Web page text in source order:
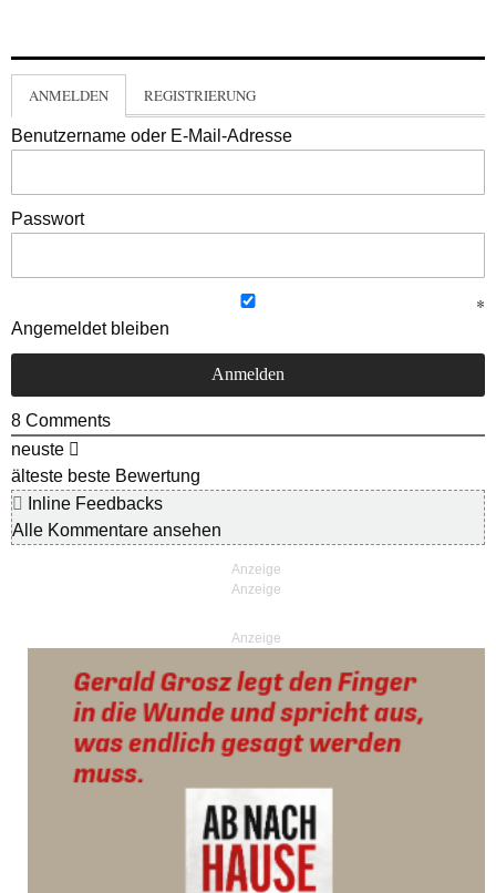
ANMELDEN REGISTRIERUNG
Benutzername oder E-Mail-Adresse
Passwort
Angemeldet bleiben
8 Comments
neuste
älteste beste Bewertung
Inline Feedbacks
Alle Kommentare ansehen
Anzeige